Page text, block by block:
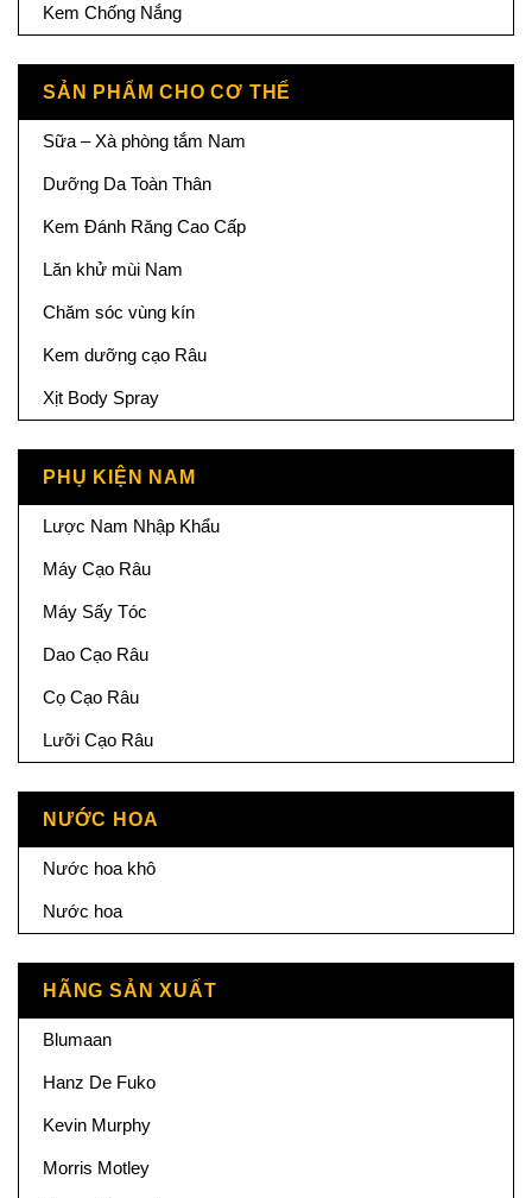
Kem Chống Nắng
SẢN PHẨM CHO CƠ THỂ
Sữa – Xà phòng tắm Nam
Dưỡng Da Toàn Thân
Kem Đánh Răng Cao Cấp
Lăn khử mùi Nam
Chăm sóc vùng kín
Kem dưỡng cạo Râu
Xịt Body Spray
PHỤ KIỆN NAM
Lược Nam Nhập Khẩu
Máy Cạo Râu
Máy Sấy Tóc
Dao Cạo Râu
Cọ Cạo Râu
Lưỡi Cạo Râu
NƯỚC HOA
Nước hoa khô
Nước hoa
HÃNG SẢN XUẤT
Blumaan
Hanz De Fuko
Kevin Murphy
Morris Motley